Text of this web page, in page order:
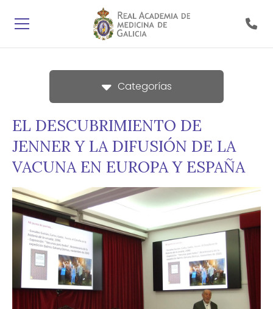
Categorías
EL DESCUBRIMIENTO DE
JENNER Y LA DIFUSIÓN DE LA
VACUNA EN EUROPA Y ESPAÑA